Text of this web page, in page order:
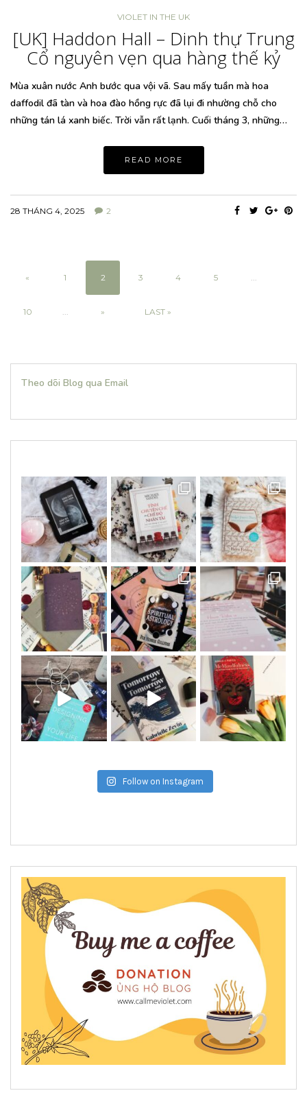
VIOLET IN THE UK
[UK] Haddon Hall – Dinh thự Trung
Cổ nguyên vẹn qua hàng thế kỷ
Mùa xuân nước Anh bước qua vội vã. Sau mấy tuần mà hoa
daffodil đã tàn và hoa đào hồng rực đã lụi đi nhường chỗ cho
những tán lá xanh biếc. Trời vẫn rất lạnh. Cuối tháng 3, những…
READ MORE
28 THÁNG 4, 2025 2
« 1 2 3 4 5 ...
10 ... » LAST »
Theo dõi Blog qua Email
Follow on Instagram